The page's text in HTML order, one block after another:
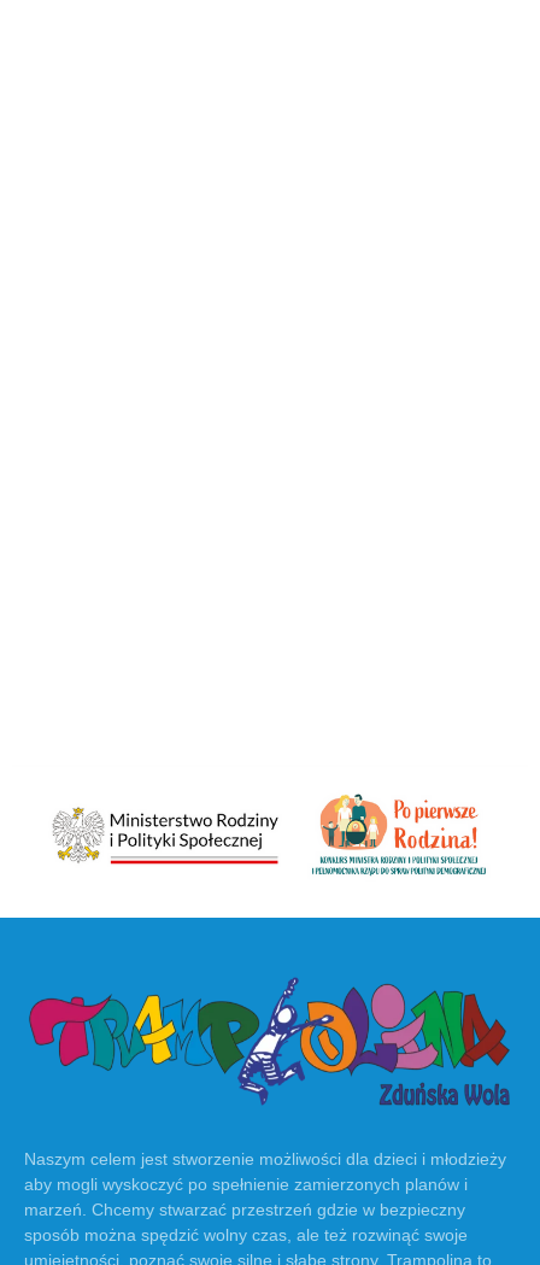
Naszym celem jest stworzenie możliwości dla dzieci i młodzieży
aby mogli wyskoczyć po spełnienie zamierzonych planów i
marzeń. Chcemy stwarzać przestrzeń gdzie w bezpieczny
sposób można spędzić wolny czas, ale też rozwinąć swoje
umiejętności, poznać swoje silne i słabe strony. Trampolina to